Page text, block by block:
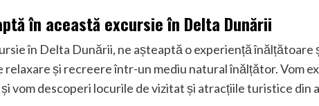
în această excursie în Delta Dunării
în Delta Dunării, ne așteaptă o experiență înălțătoare
și recreere într-un mediu natural înălțător. Vom
vom descoperi locurile de vizitat și atracțiile turistice din